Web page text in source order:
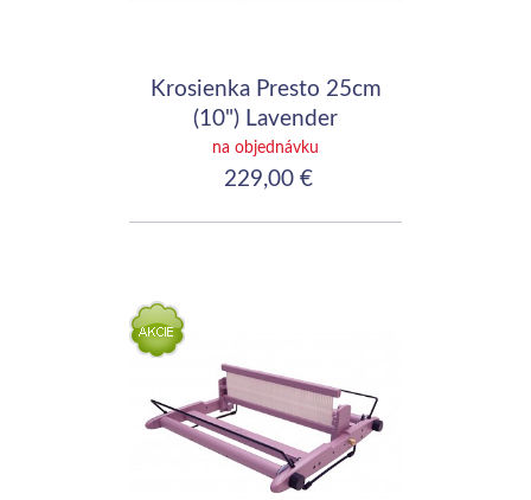
Krosienka Presto 25cm
(10") Lavender
na objednávku
229,00 €